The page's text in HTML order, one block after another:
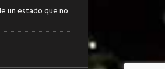
un estado que no